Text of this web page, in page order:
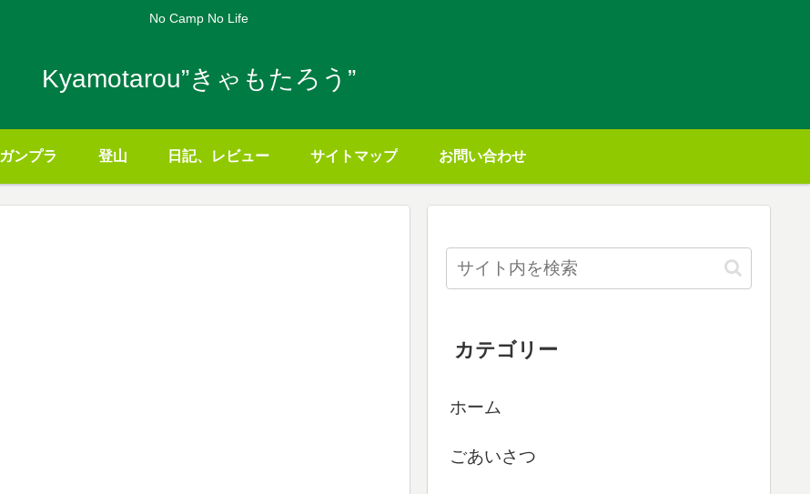
No Camp No Life
Kyamotarou”きゃもたろう”
ガンプラ 登山 日記、レビュー サイトマップ お問い合わせ
カテゴリー
ホーム
ごあいさつ